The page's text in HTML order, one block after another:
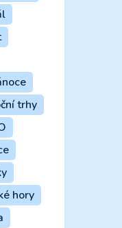
trhy
hory